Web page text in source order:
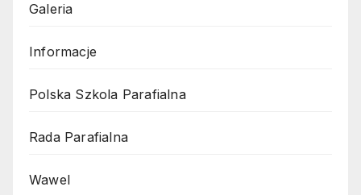
Galeria
Informacje
Polska Szkola Parafialna
Rada Parafialna
Wawel